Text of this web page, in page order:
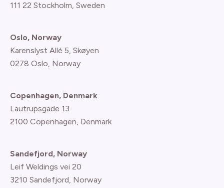
111 22 Stockholm, Sweden
Oslo, Norway
Karenslyst Allé 5, Skøyen
0278 Oslo, Norway
Copenhagen, Denmark
Lautrupsgade 13
2100 Copenhagen, Denmark
Sandefjord, Norway
Leif Weldings vei 20
3210 Sandefjord, Norway